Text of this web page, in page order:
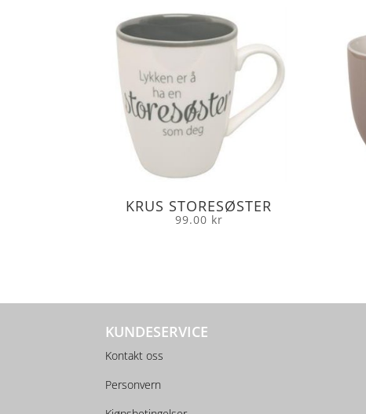
KRUS STORESØSTER
99.00 kr
KUNDESERVICE
Kontakt oss
Personvern